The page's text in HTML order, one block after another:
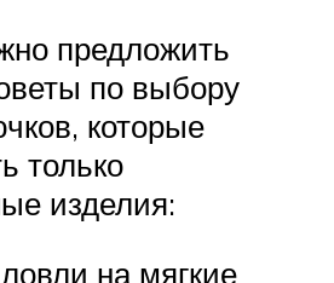
предложить
по выбору
которые
только
изделия:
на мягкие